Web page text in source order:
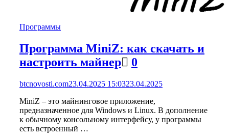
Программы
Программа MiniZ: как скачать и
настроить майнер
0
btcnovosti.com23.04.2025 15:0323.04.2025
MiniZ – это майнинговое приложение,
предназначенное для Windows и Linux. В дополнение
к обычному консольному интерфейсу, у программы
есть встроенный …